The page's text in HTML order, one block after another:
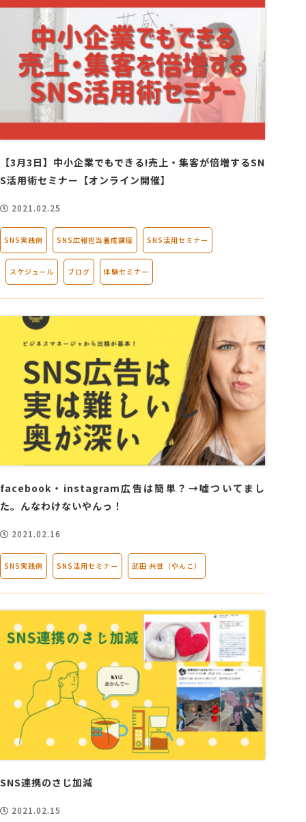
【3月3日】中小企業でもできる!売上・集客が倍増するSN
S活用術セミナー【オンライン開催】
2021.02.25
SNS実践例 SNS広報担当養成講座 SNS活用セミナー
スケジュール ブログ 体験セミナー
facebook・instagram広告は簡単？→嘘ついてまし
た。んなわけないやんっ！
2021.02.16
SNS実践例 SNS活用セミナー 武田 共世（やんこ）
SNS連携のさじ加減
2021.02.15